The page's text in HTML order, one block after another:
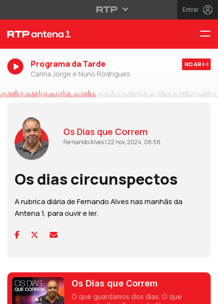
Entrar
Programa da Tarde
Carina Jorge e Nuno Rodrigues
NO AR
Os Dias que Correm
Fernando Alves | 22 nov, 2024, 08:58
Os dias circunspectos
A rubrica diária de Fernando Alves nas manhãs da
Antena 1, para ouvir e ler.
Os Dias que Correm
O que guardamos dos dias. O que